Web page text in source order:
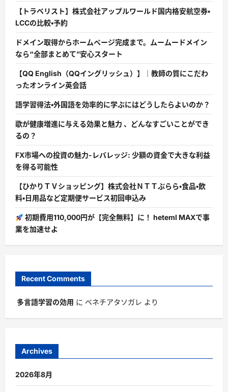
【トラベリスト】株式会社アップルワールド国内格安航空券・
LCCの比較・予約
ドメイン取得からホームページ完成まで。ムームードメイン
なら“全部まとめて”安心スタート
【QQ English（QQイングリッシュ）】｜教師の質にこだわ
ったオンライン英会話
語学習得法・外国語を効率的に学ぶにはどうしたらよいのか？
歌が健康増進に与える効果と魅力 、どんなすごいことができ
るの？
FX市場への投資の魅力-レバレッジ: 少額の資金で大きな利益
を得る可能性
【ひかりＴＶショッピング】株式会社ＮＴＴぷらら・食品・飲
料・日用品など定期便サービス初回申込み
初期費用110,000円が【完全無料】に！ heteml MAXで事
業を加速せよ
Recent Comments
多言語学習の効用 に ベネチアタソガレ より
Archives
2026年8月